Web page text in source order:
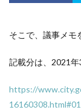
そこで、議事メモ
記載分は、2021年
https://
16160308.html#01